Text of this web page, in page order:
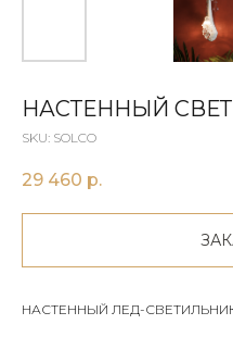
НАСТЕННЫЙ
SKU: SOLCO
29 460 р.
НАСТЕННЫЙ ЛЕД-